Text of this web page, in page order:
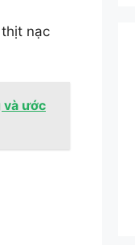
nạc
và ước